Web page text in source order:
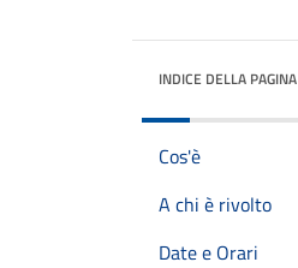
INDICE DELLA PAGINA
Cos'è
A chi è rivolto
Date e Orari